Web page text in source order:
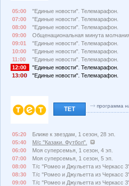
05:00
"Единые новости". Телемарафон.
07:00
"Единые новости". Телемарафон.
08:00
"Единые новости". Телемарафон.
09:00
Общенациональная минута
09:01
"Единые новости". Телемарафон.
10:00
"Единые новости". Телемарафон.
11:00
"Единые новости". Телемарафон.
12:00
"Единые новости". Телемарафон.
13:
"Единые новости". Телемарафон.
ТЕТ программа
05:20
Ближе к звездам, 1 сезон, 28 эп.
05:40
М/с "Казаки. Футбол".
06:00
Моя суперсемья, 1 сезон, 4 эп.
07:00
Моя суперсемья, 1 сезон, 5 эп.
08:00
Т/с "Ромео и Джульетта из Черкасс
08:30
Т/с "Ромео и Джульетта из Черкасс
09:00
Т/с "Ромео и Джульетта из Черкасс